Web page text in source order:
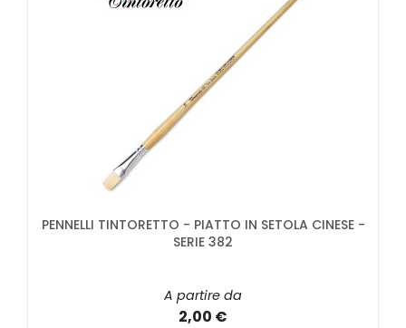
PENNELLI TINTORETTO - PIATTO IN SETOLA CINESE -
SERIE 382
A partire da
2,00 €